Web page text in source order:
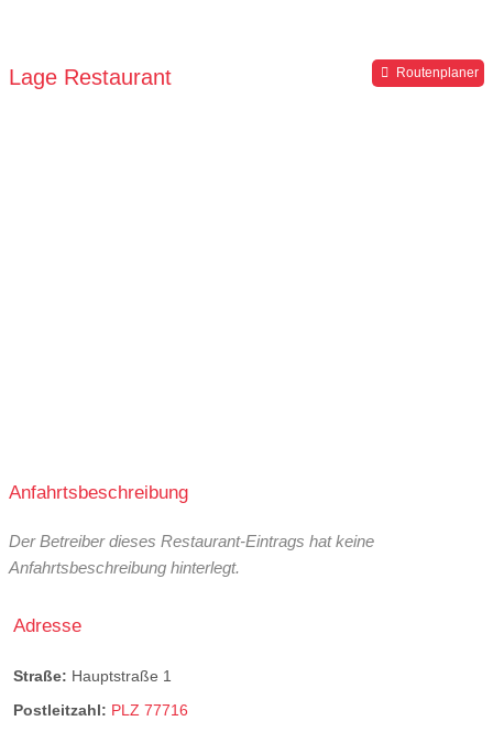
Lage Restaurant Routenplaner
Anfahrtsbeschreibung
Der Betreiber dieses Restaurant-Eintrags hat keine
Anfahrtsbeschreibung hinterlegt.
Adresse
Straße: Hauptstraße 1
Postleitzahl: PLZ 77716